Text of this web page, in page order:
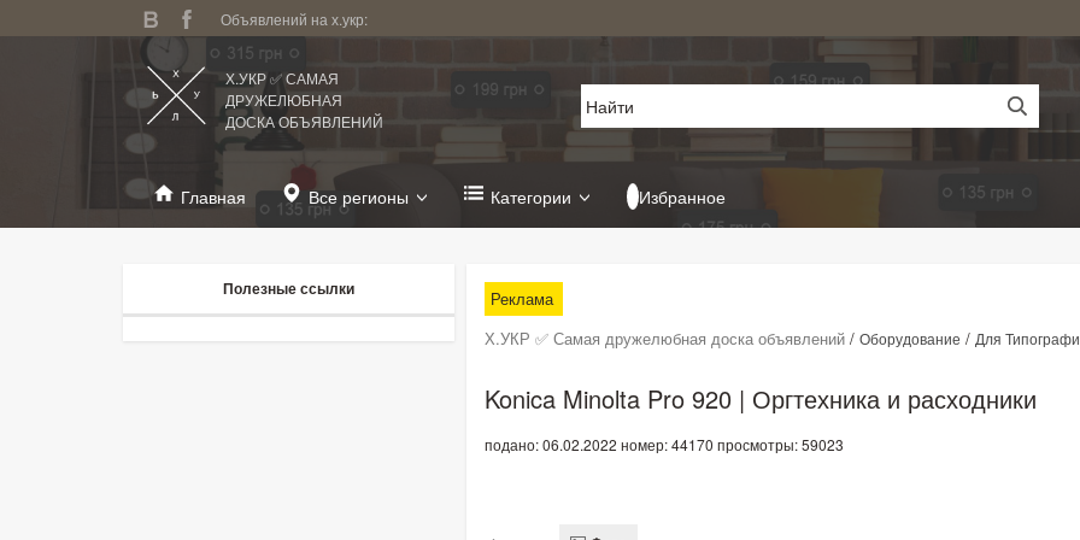
Объявлений на х.укр:
Х.УКР ✅ САМАЯ
ДРУЖЕЛЮБНАЯ
ДОСКА ОБЪЯВЛЕНИЙ
Главная Все регионы Категории Избранное
Реклама
Х.УКР ✅ Самая дружелюбная доска объявлений / Оборудование / Для
Konica Minolta Pro 920 | Оргтехника и расходники
подано: 06.02.2022 номер: 44170 просмотры: 59023
Полезные ссылки